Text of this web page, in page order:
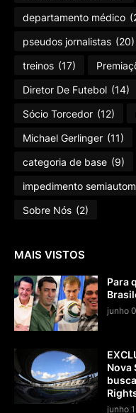
departamento médico
pseudos jornalistas (20)
treinos (17)
Diretor De Futebol (14)
Sócio Torcedor (12)
Michael Gerlinger (11)
categoria de base (9)
impedimento
Sobre Nós (2)
MAIS VISTOS
Para
junho
Nova
junho